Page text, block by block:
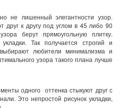
не лишенный элегантности узор.
к другу под углом в 45 либо 90
берут прямоугольную плитку.
Так получается строгий и
любители минимализма и
узора такого плана лучше
одного оттенка стыкуют друг с
Это непростой рисунок укладки,